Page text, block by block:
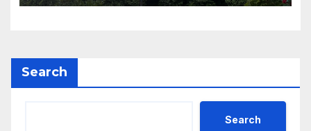
Search
Search